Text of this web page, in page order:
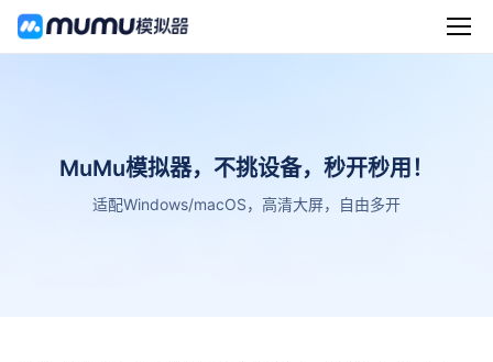
MuMu模拟器，不挑设备，秒开秒用！
适配Windows/macOS，高清大屏，自由多开